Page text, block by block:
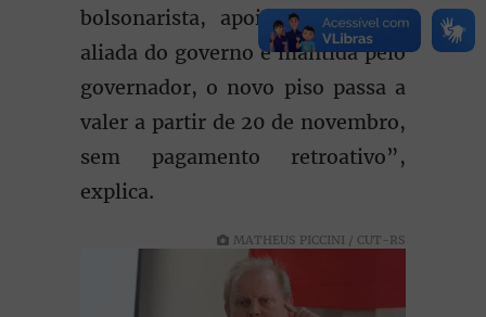
bolsonarista, apoiada pela base
aliada do governo e mantida pelo
governador, o novo piso passa a
valer a partir de 20 de novembro,
sem pagamento retroativo”,
explica.
MATHEUS PICCINI / CUT-RS